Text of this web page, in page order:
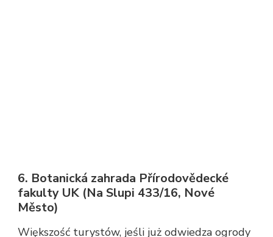
6. Botanická zahrada Přírodovědecké
fakulty UK (Na Slupi 433/16, Nové
Město)
Większość turystów, jeśli już odwiedza ogrody